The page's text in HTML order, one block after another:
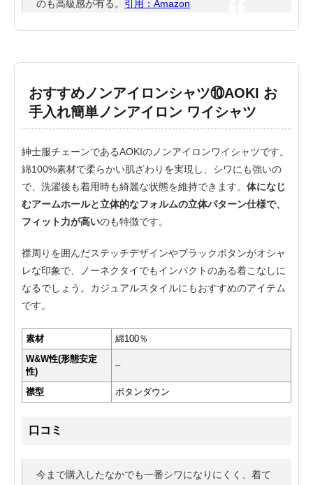
のも高級感が有る。 引用：Amazon
おすすめノンアイロンシャツ⑩AOKI お
手入れ簡単ノンアイロン ワイシャツ
紳士服チェーンであるAOKIのノンアイロンワイシャツです。
綿100%素材で柔らかい肌ざわりを実現し、シワにも強いの
で、洗濯後も着用時も綺麗な状態を維持できます。 体になじ
むアームホールと立体的なフォルムの立体パターン仕様で、
フィット力が高いのも特徴です。
襟周りを囲んだステッチデザインやブラックボタンがオシャ
レな印象で、ノーネクタイでもインパクトのある着こなしに
なるでしょう。カジュアルスタイルにもおすすめのアイテム
です。
素材
綿100％
W&W性(形態安定
性)
–
襟型 ボタンダウン
口コミ
今まで購入したなかでも一番シワになりにくく、着て